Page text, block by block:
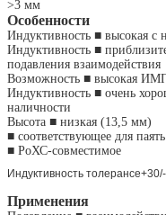
>3 мм
Особенности
Индуктивность ■ высокая с
Индуктивность ■
подавления взаимодействия
Возможность ■ высокая ИМП
Индуктивность ■ очень
наличности
Высота ■ низкая (13,5 мм)
■ соответствующее для
■ РоХС-совместимое
Индуктивность
Применения